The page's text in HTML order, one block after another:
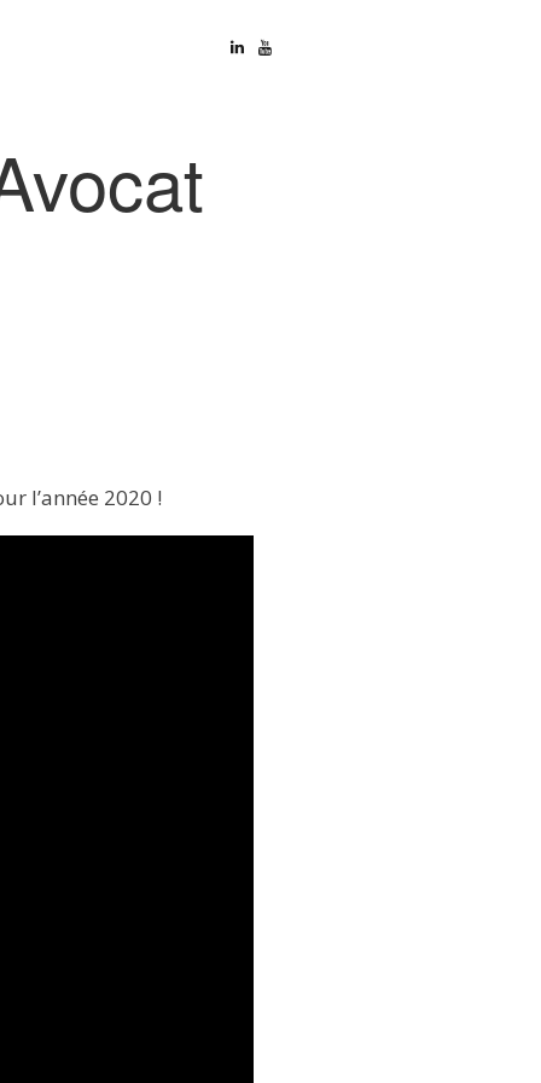
l’année 2020 !